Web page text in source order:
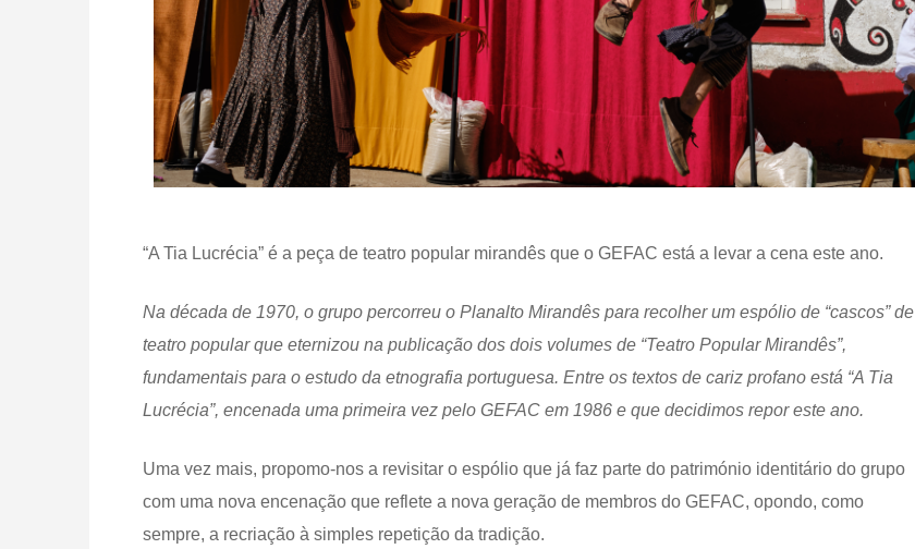
“A Tia Lucrécia” é a peça de teatro popular mirandês que o GEFAC está a levar a cena este ano.
Na década de 1970, o grupo percorreu o Planalto Mirandês para recolher um espólio de “cascos” de
teatro popular que eternizou na publicação dos dois volumes de “Teatro Popular Mirandês”,
fundamentais para o estudo da etnografia portuguesa. Entre os textos de cariz profano está “A Tia
Lucrécia”, encenada uma primeira vez pelo GEFAC em 1986 e que decidimos repor este ano.
Uma vez mais, propomo-nos a revisitar o espólio que já faz parte do património identitário do grupo
com uma nova encenação que reflete a nova geração de membros do GEFAC, opondo, como
sempre, a recriação à simples repetição da tradição.